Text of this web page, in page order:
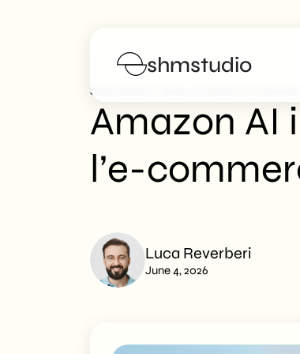
shmstudio
Portfolio
Blog
Work with us
SHM Studio
Amazon AI
l’e-
Luca Reverberi
June 4, 2026